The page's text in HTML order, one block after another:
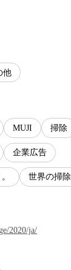
他
MUJI 掃除
企業広告
世界の掃除
2020/ja/